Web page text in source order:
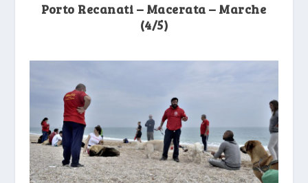
Porto Recanati – Macerata – Marche
(4/5)